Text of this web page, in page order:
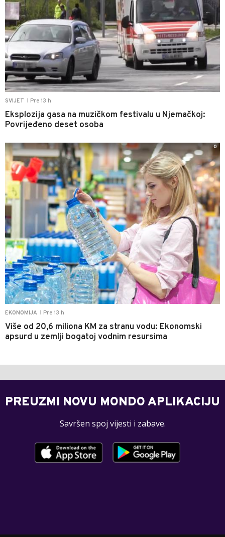
SVIJET Pre 13 h
Eksplozija gasa na muzičkom festivalu u Njemačkoj:
Povrijeđeno deset osoba
EKONOMIJA Pre 13 h
Više od 20,6 miliona KM za stranu vodu: Ekonomski
apsurd u zemlji bogatoj vodnim resursima
0
PREUZMI NOVU MONDO APLIKACIJU
Savršen spoj vijesti i zabave.